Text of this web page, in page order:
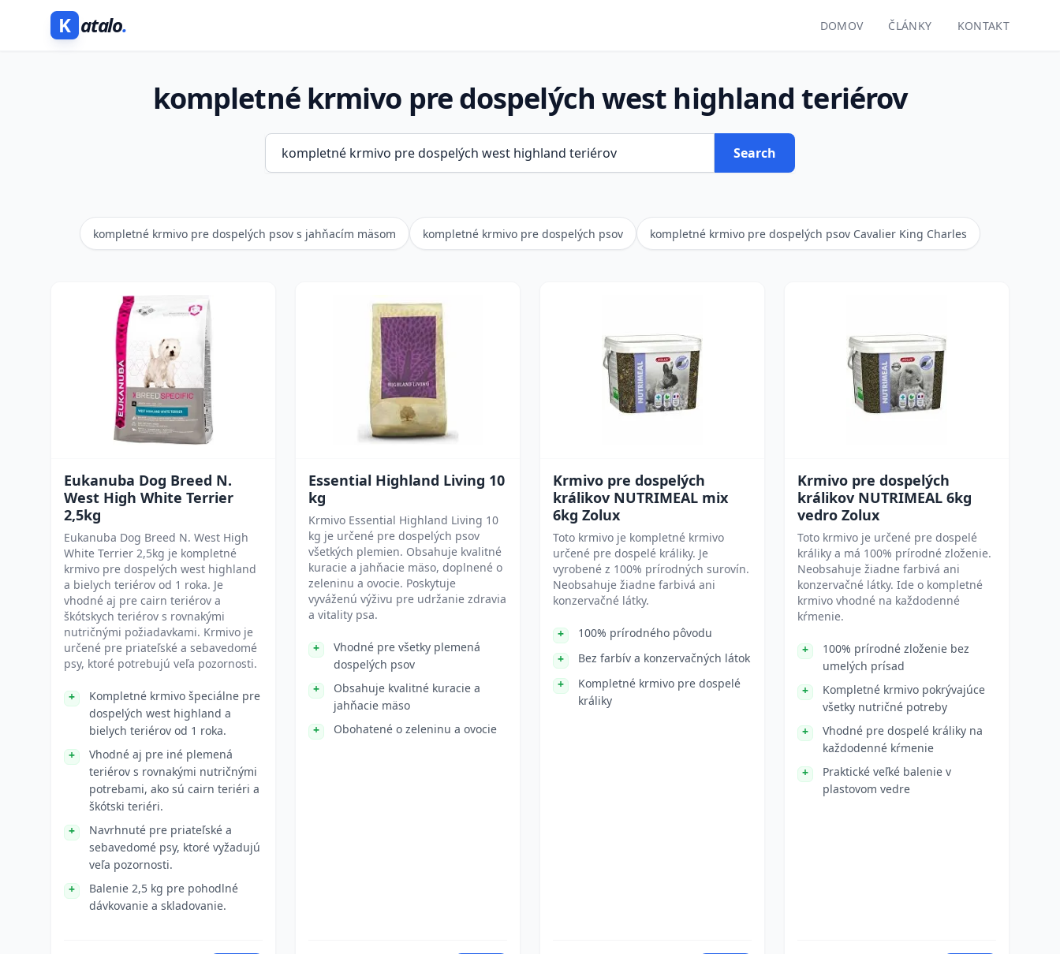
K atalo. DOMOV ČLÁNKY KONTAKT
kompletné krmivo pre dospelých west highland teriérov
Search
kompletné krmivo pre dospelých psov s jahňacím mäsom kompletné krmivo pre dospelých psov kompletné krmivo pre dospelých psov Cavalier King Charles
Eukanuba Dog Breed N.
West High White Terrier
2,5kg
Eukanuba Dog Breed N. West High
White Terrier 2,5kg je kompletné
krmivo pre dospelých west highland
a bielych teriérov od 1 roka. Je
vhodné aj pre cairn teriérov a
škótskych teriérov s rovnakými
nutričnými požiadavkami. Krmivo je
určené pre priateľské a sebavedomé
psy, ktoré potrebujú veľa pozornosti.
Kompletné krmivo špeciálne pre
dospelých west highland a
bielych teriérov od 1 roka.
Vhodné aj pre iné plemená
teriérov s rovnakými nutričnými
potrebami, ako sú cairn teriéri a
škótski teriéri.
Navrhnuté pre priateľské a
sebavedomé psy, ktoré vyžadujú
veľa pozornosti.
Balenie 2,5 kg pre pohodlné
dávkovanie a skladovanie.
Essential Highland Living 10
kg
Krmivo Essential Highland Living 10
kg je určené pre dospelých psov
všetkých plemien. Obsahuje kvalitné
kuracie a jahňacie mäso, doplnené o
zeleninu a ovocie. Poskytuje
vyváženú výživu pre udržanie zdravia
a vitality psa.
Vhodné pre všetky plemená
dospelých psov
Obsahuje kvalitné kuracie a
jahňacie mäso
Obohatené o zeleninu a ovocie
Krmivo pre dospelých
králikov NUTRIMEAL mix
6kg Zolux
Toto krmivo je kompletné krmivo
určené pre dospelé králiky. Je
vyrobené z 100% prírodných surovín.
Neobsahuje žiadne farbivá ani
konzervačné látky.
100% prírodného pôvodu
Bez farbív a konzervačných látok
Kompletné krmivo pre dospelé
králiky
Krmivo pre dospelých
králikov NUTRIMEAL 6kg
vedro Zolux
Toto krmivo je určené pre dospelé
králiky a má 100% prírodné zloženie.
Neobsahuje žiadne farbivá ani
konzervačné látky. Ide o kompletné
krmivo vhodné na každodenné
kŕmenie.
100% prírodné zloženie bez
umelých prísad
Kompletné krmivo pokrývajúce
všetky nutričné potreby
Vhodné pre dospelé králiky na
každodenné kŕmenie
Praktické veľké balenie v
plastovom vedre